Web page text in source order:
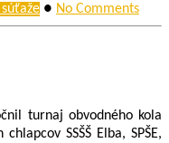
● No Comments
turnaj obvodného kola
SSŠŠ Elba, SPŠE,